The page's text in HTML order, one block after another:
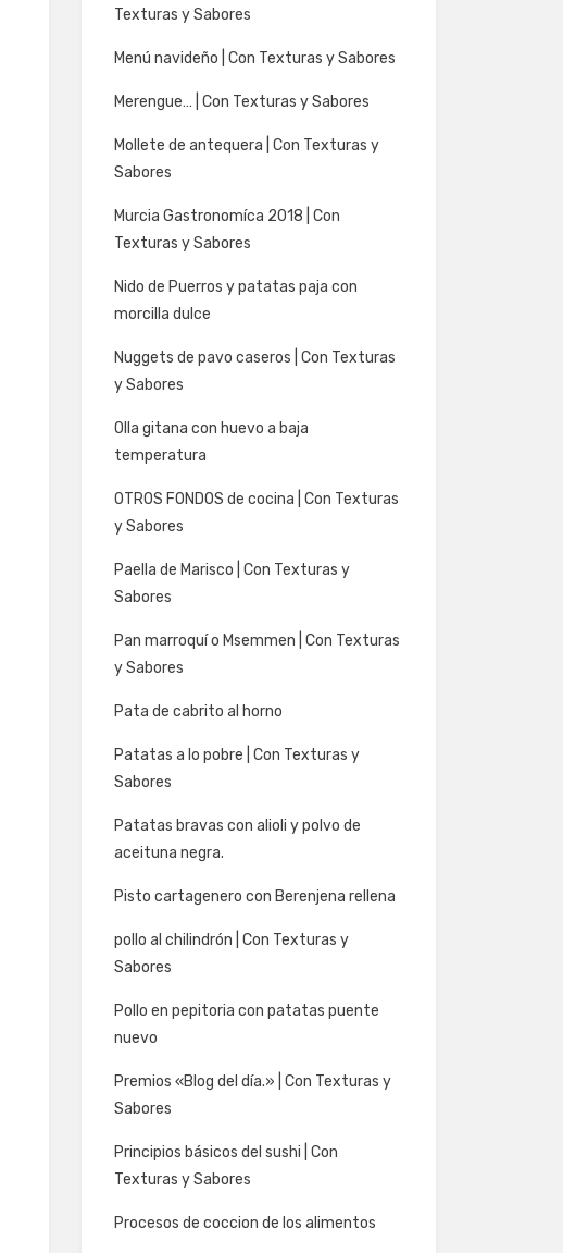
Texturas y Sabores
Menú navideño | Con Texturas y Sabores
Merengue… | Con Texturas y Sabores
Mollete de antequera | Con Texturas y
Sabores
Murcia Gastronomíca 2018 | Con
Texturas y Sabores
Nido de Puerros y patatas paja con
morcilla dulce
Nuggets de pavo caseros | Con Texturas
y Sabores
Olla gitana con huevo a baja
temperatura
OTROS FONDOS de cocina | Con Texturas
y Sabores
Paella de Marisco | Con Texturas y
Sabores
Pan marroquí o Msemmen | Con Texturas
y Sabores
Pata de cabrito al horno
Patatas a lo pobre | Con Texturas y
Sabores
Patatas bravas con alioli y polvo de
aceituna negra.
Pisto cartagenero con Berenjena rellena
pollo al chilindrón | Con Texturas y
Sabores
Pollo en pepitoria con patatas puente
nuevo
Premios «Blog del día.» | Con Texturas y
Sabores
Principios básicos del sushi | Con
Texturas y Sabores
Procesos de coccion de los alimentos